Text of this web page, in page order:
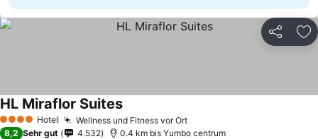
Teilen
4 Sterne Hotel Wellness und Fitness vor OrtPreise sehen
HL Miraflor SuitesPreise sehen
8,2 Sehr gut 4.532 0.4 km bis Yumbo centrum